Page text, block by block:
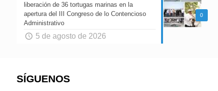
0
liberación de 36 tortugas marinas en la
apertura del III Congreso de lo Contencioso
Administrativo
5 de agosto de 2026
SÍGUENOS